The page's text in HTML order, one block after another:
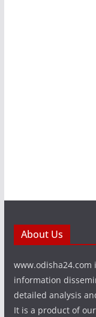
About Us
information
detailed analysis
It is a product of